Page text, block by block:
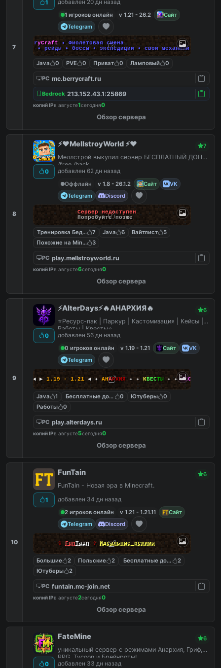
7
1
добавлен 20 дн назад
1 игроков онлайн
v 1.21 - 26.2
Сайт
Telegram
ryCraft
• Фиолетовая смена
ПВЗ • рейды • боссы • экспедиции • свои механики
Java 0 PVE 0 Приват 0 Ламповый 0
PC mc.berrycraft.ru
Bedrock 213.152.43.1:25869
копий IPв августе1сегодня0
Обзор сервера
8
0
⚡️❤️MellstroyWorld ⚡️❤️ 7
Меллстрой выкупил сервер БЕСПЛАТНЫЙ ДОНАТ
/free /hack
добавлен 62 дн назад
Оффлайн
v 1.8 - 26.1.2 Сайт
VK
Telegram
Discord
Сервер недоступен
Попробуйте позже
Тренировка Бед Варс
7 Java 6 Вайтлист
5
Похожие на MineShield
3
PC play.mellstroyworld.ru
копий IPв августе6сегодня0
Обзор сервера
9
0
⚡AlterDays⚡🔥АНАРХИЯ🔥 6
⭐Ресурс-пак | Паркур | Кастомизация | Кейсы |
Работы | Квесты⭐
добавлен 56 дн назад
0 игроков онлайн
v 1.19 - 1.21 Сайт
VK
Telegram
rD ◀ ▶ 1.19 - 1.21◀ ✦ АНАРХИЯ✦ ✦ КВЕСТЫ✦ ✦РЕС
Java 1 Бесплатные донат кейсы
0 Ютуберы
0
Работы
0
PC play.alterdays.ru
копий IPв августе5сегодня0
Обзор сервера
10
1
FunTain 6
FunTain - Новая эра в Minecraft.
добавлен 34 дн назад
2 игроков онлайн
v 1.21 - 1.21.11
Сайт
Telegram
Discord
✞ FunTain ✞ Идеальные режимы
Большие 2 Польские 2 Бесплатные донат кейсы
2
Ютуберы
2
PC funtain.mc-join.net
копий IPв августе2сегодня0
Обзор сервера
0
FateMine 6
уникальный сервер с режимами Анархия, Гриф,
RPG, Tycoon и Брейнроты!
добавлен 33 дн назад